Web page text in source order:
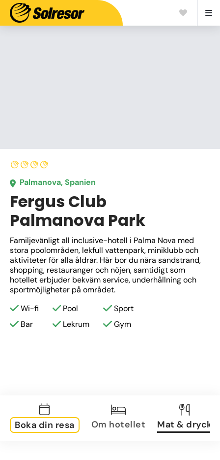
Palmanova, Spanien
Fergus Club
Palmanova Park
Familjevänligt all inclusive-hotell i Palma Nova med
stora poolområden, lekfull vattenpark, miniklubb och
aktiviteter för alla åldrar. Här bor du nära sandstrand,
shopping, restauranger och nöjen, samtidigt som
hotellet erbjuder bekväm service, underhållning och
sportmöjligheter på området.
Wi-fi
Pool
Sport
Bar
Lekrum Gym
Boka din resa Om hotellet Mat & dryck